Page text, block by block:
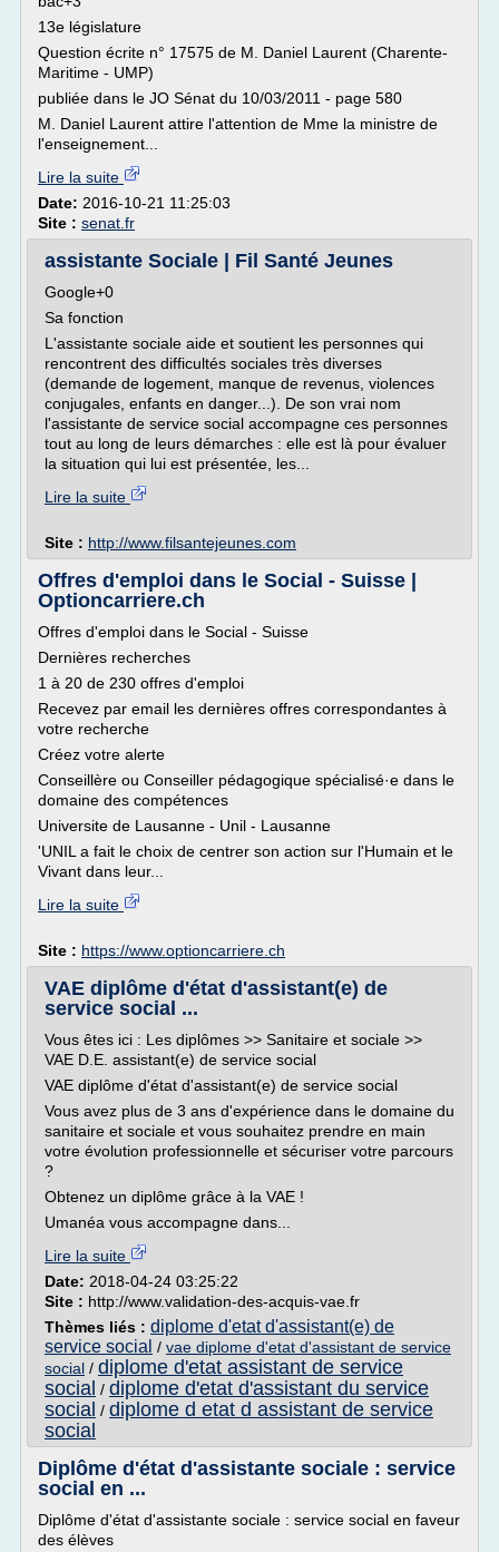
13e législature
Question écrite n° 17575 de M. Daniel Laurent (Charente-
Maritime - UMP)
publiée dans le JO Sénat du 10/03/2011 - page 580
M. Daniel Laurent attire l'attention de Mme la ministre de
l'enseignement...
Lire la suite
Date: 2016-10-21 11:25:03
Site : senat.fr
assistante Sociale | Fil Santé Jeunes
Google+0
Sa fonction
L'assistante sociale aide et soutient les personnes qui
rencontrent des difficultés sociales très diverses
(demande de logement, manque de revenus, violences
conjugales, enfants en danger...). De son vrai nom
l'assistante de service social accompagne ces personnes
tout au long de leurs démarches : elle est là pour évaluer
la situation qui lui est présentée, les...
Lire la suite
Site : http://www.filsantejeunes.com
Offres d'emploi dans le Social - Suisse |
Optioncarriere.ch
Offres d'emploi dans le Social - Suisse
Dernières recherches
1 à 20 de 230 offres d'emploi
Recevez par email les dernières offres correspondantes à
votre recherche
Créez votre alerte
Conseillère ou Conseiller pédagogique spécialisé·e dans le
domaine des compétences
Universite de Lausanne - Unil - Lausanne
'UNIL a fait le choix de centrer son action sur l'Humain et le
Vivant dans leur...
Lire la suite
Site : https://www.optioncarriere.ch
VAE diplôme d'état d'assistant(e) de
service social ...
Vous êtes ici : Les diplômes >> Sanitaire et sociale >>
VAE D.E. assistant(e) de service social
VAE diplôme d'état d'assistant(e) de service social
Vous avez plus de 3 ans d'expérience dans le domaine du
sanitaire et sociale et vous souhaitez prendre en main
votre évolution professionnelle et sécuriser votre parcours
?
Obtenez un diplôme grâce à la VAE !
Umanéa vous accompagne dans...
Lire la suite
Date: 2018-04-24 03:25:22
Site : http://www.validation-des-acquis-vae.fr
Thèmes liés : diplome d'etat d'assistant(e) de
service social / vae diplome d'etat d'assistant de service
social / diplome d'etat assistant de service
social / diplome d'etat d'assistant du service
social / diplome d etat d assistant de service
social
Diplôme d'état d'assistante sociale : service
social en ...
Diplôme d'état d'assistante sociale : service social en faveur
des élèves